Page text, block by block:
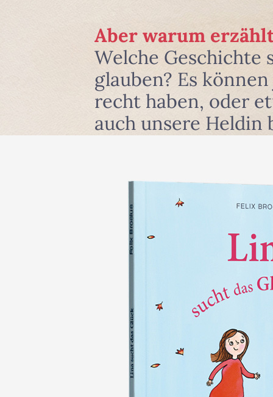
Aber warum
Welche Geschichte
glauben? Es
recht haben, oder
auch unsere Heldin